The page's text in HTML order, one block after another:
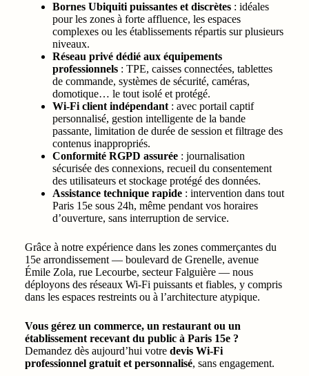
Bornes Ubiquiti puissantes et discrètes: idéales
pour les zones à forte affluence, les espaces
complexes ou les établissements répartis sur plusieurs
niveaux.
Réseau privé dédié aux équipements
professionnels: TPE, caisses connectées, tablettes
de commande, systèmes de sécurité, caméras,
domotique… le tout isolé et protégé.
Wi-Fi client indépendant: avec portail captif
personnalisé, gestion intelligente de la bande
passante, limitation de durée de session et filtrage des
contenus inappropriés.
Conformité RGPD assurée: journalisation
sécurisée des connexions, recueil du consentement
des utilisateurs et stockage protégé des données.
Assistance technique rapide: intervention dans tout
Paris 15e sous 24h, même pendant vos horaires
d’ouverture, sans interruption de service.
Grâce à notre expérience dans les zones commerçantes du
15e arrondissement — boulevard de Grenelle, avenue
Émile Zola, rue Lecourbe, secteur Falguière — nous
déployons des réseaux Wi-Fi puissants et fiables, y compris
dans les espaces restreints ou à l’architecture atypique.
Vous gérez un commerce, un restaurant ou un
établissement recevant du public à Paris 15e ?
Demandez dès aujourd’hui votre devis Wi-Fi
professionnel gratuit et personnalisé, sans engagement.